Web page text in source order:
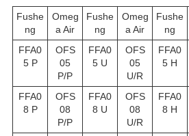
Fushe
ng
Omeg
a Air
Fushe
ng
Omeg
a Air
Fushe
ng
FFA0
5 P
OFS
05
P/P
FFA0
5 U
OFS
05
U/R
FFA0
5 H
FFA0
8 P
OFS
08
P/P
FFA0
8 U
OFS
08
U/R
FFA0
8 H